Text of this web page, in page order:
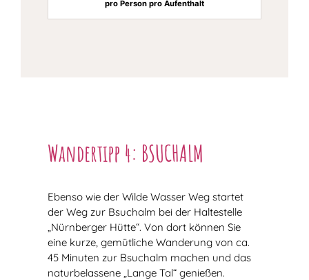
pro Person pro Aufenthalt
Wandertipp 4: BSUCHALM
Ebenso wie der Wilde Wasser Weg startet
der Weg zur Bsuchalm bei der Haltestelle
„Nürnberger Hütte“. Von dort können Sie
eine kurze, gemütliche Wanderung von ca.
45 Minuten zur Bsuchalm machen und das
naturbelassene „Lange Tal“ genießen.